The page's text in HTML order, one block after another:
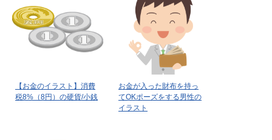
【お金のイラスト】消費
税8%（8円）の硬貨/小銭
お金が入った財布を持っ
てOKポーズをする男性の
イラスト